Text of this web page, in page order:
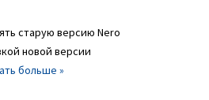
старую версию Nero
новой версии
больше »